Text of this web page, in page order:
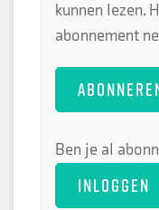
kunnen lezen.
abonnement
Ben je al
INLOGGEN